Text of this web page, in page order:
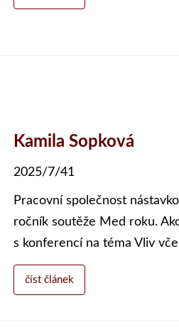
Kamila Sopková
2025/7/41
Pracovní společnost
ročník soutěže Med roku.
s konferencí na téma Vliv
číst článek